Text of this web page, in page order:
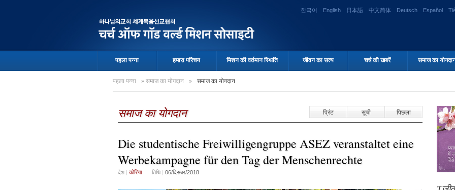
한국어 English 日本語 中文简体 Deutsch Español
पहला पन्ना हमारा परिचय मिशन की वर्तमान स्थिति जीवन का सत्य चर्च की खबरें समाज का
पहला पन्ना »समाज का योगदान » समाज का योगदान
समाज का योगदान प्रिंट सूची पिछला
Die studentische Freiwilligengruppe ASEZ veranstaltet eine
Werbekampagne für den Tag der Menschenrechte
देश | कोरिया तिथि | 06/दिसंबर/2018